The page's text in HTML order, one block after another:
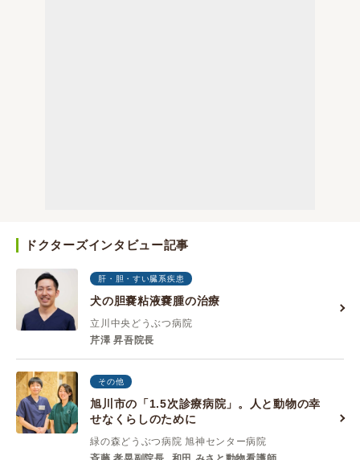
ドクターズインタビュー記事
肝・胆・すい臓系疾患
犬の胆嚢粘液嚢腫の治療
立川中央どうぶつ病院
芹澤 昇吾院長
その他
旭川市の「1.5次診療病院」。人と動物の幸
せなくらしのために
緑の森どうぶつ病院 旭神センター病院